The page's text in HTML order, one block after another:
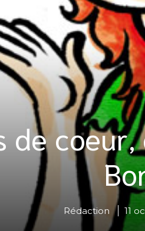
de
Rédaction 11